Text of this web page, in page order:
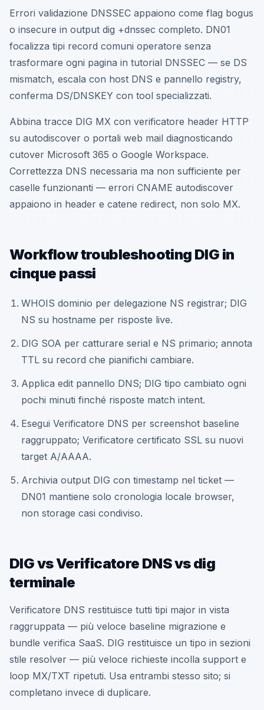
Errori validazione DNSSEC appaiono come flag bogus
o insecure in output dig +dnssec completo. DN01
focalizza tipi record comuni operatore senza
trasformare ogni pagina in tutorial DNSSEC — se DS
mismatch, escala con host DNS e pannello registry,
conferma DS/DNSKEY con tool specializzati.
Abbina tracce DIG MX con verificatore header HTTP
su autodiscover o portali web mail diagnosticando
cutover Microsoft 365 o Google Workspace.
Correttezza DNS necessaria ma non sufficiente per
caselle funzionanti — errori CNAME autodiscover
appaiono in header e catene redirect, non solo MX.
Workflow troubleshooting DIG in
cinque passi
WHOIS dominio per delegazione NS registrar; DIG
NS su hostname per risposte live.
DIG SOA per catturare serial e NS primario; annota
TTL su record che pianifichi cambiare.
Applica edit pannello DNS; DIG tipo cambiato ogni
pochi minuti finché risposte match intent.
Esegui Verificatore DNS per screenshot baseline
raggruppato; Verificatore certificato SSL su nuovi
target A/AAAA.
Archivia output DIG con timestamp nel ticket —
DN01 mantiene solo cronologia locale browser,
non storage casi condiviso.
DIG vs Verificatore DNS vs dig
terminale
Verificatore DNS restituisce tutti tipi major in vista
raggruppata — più veloce baseline migrazione e
bundle verifica SaaS. DIG restituisce un tipo in sezioni
stile resolver — più veloce richieste incolla support e
loop MX/TXT ripetuti. Usa entrambi stesso sito; si
completano invece di duplicare.